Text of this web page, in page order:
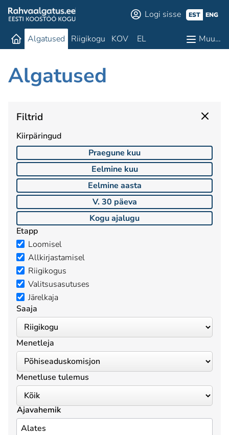
Logi sisse EST ENG
Algatused Riigikogu KOV EL Muu…
Algatused
Filtrid
Kiirpäringud
Praegune kuu
Eelmine kuu
Eelmine aasta
V. 30 päeva
Kogu ajalugu
Etapp
Loomisel
Allkirjastamisel
Riigikogus
Valitsusasutuses
Järelkaja
Saaja
Menetleja
Menetluse tulemus
Ajavahemik
Alates